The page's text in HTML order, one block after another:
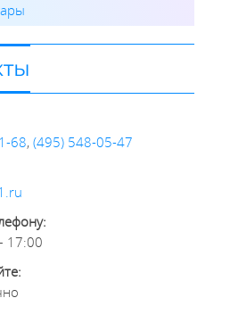
68, (495) 548-05-47
17:00